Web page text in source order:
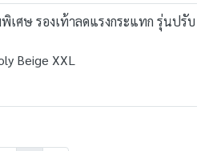
เศษ รองเท้าลดแรงกระแทก รุ่นปรับ
Beige XXL